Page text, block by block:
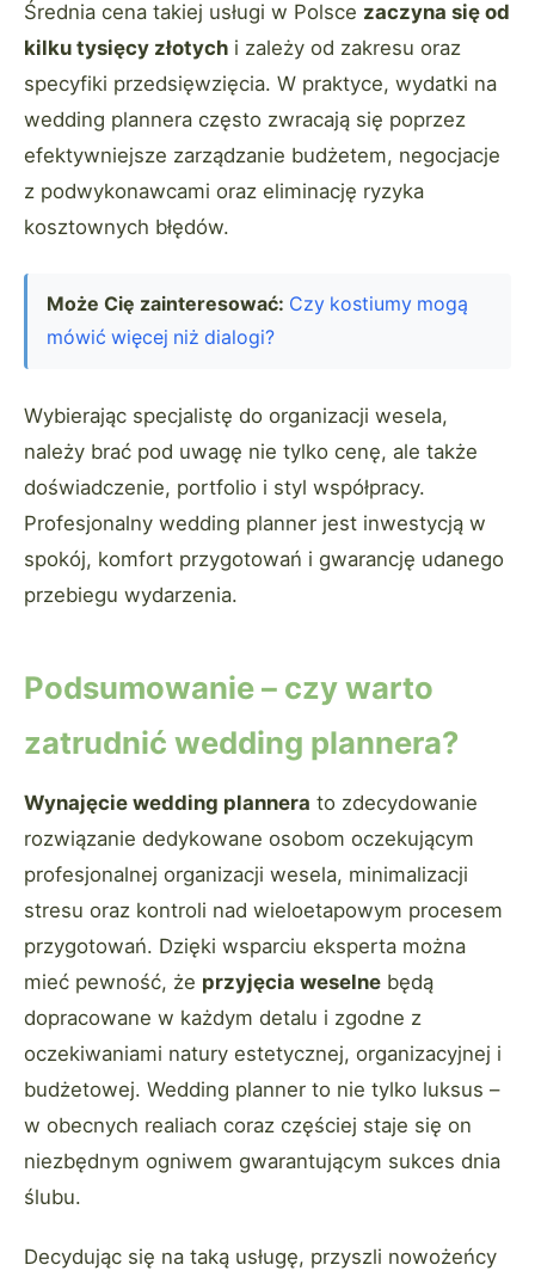
Średnia cena takiej usługi w Polsce zaczyna się od
kilku tysięcy złotych i zależy od zakresu oraz
specyfiki przedsięwzięcia. W praktyce, wydatki na
wedding plannera często zwracają się poprzez
efektywniejsze zarządzanie budżetem, negocjacje
z podwykonawcami oraz eliminację ryzyka
kosztownych błędów.
Może Cię zainteresować: Czy kostiumy mogą
mówić więcej niż dialogi?
Wybierając specjalistę do organizacji wesela,
należy brać pod uwagę nie tylko cenę, ale także
doświadczenie, portfolio i styl współpracy.
Profesjonalny wedding planner jest inwestycją w
spokój, komfort przygotowań i gwarancję udanego
przebiegu wydarzenia.
Podsumowanie – czy warto
zatrudnić wedding plannera?
Wynajęcie wedding plannera to zdecydowanie
rozwiązanie dedykowane osobom oczekującym
profesjonalnej organizacji wesela, minimalizacji
stresu oraz kontroli nad wieloetapowym procesem
przygotowań. Dzięki wsparciu eksperta można
mieć pewność, że przyjęcia weselne będą
dopracowane w każdym detalu i zgodne z
oczekiwaniami natury estetycznej, organizacyjnej i
budżetowej. Wedding planner to nie tylko luksus –
w obecnych realiach coraz częściej staje się on
niezbędnym ogniwem gwarantującym sukces dnia
ślubu.
Decydując się na taką usługę, przyszli nowożeńcy